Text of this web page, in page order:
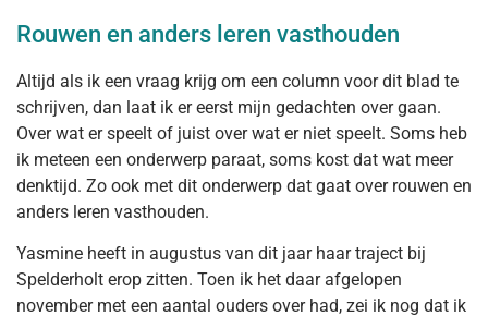
Rouwen en anders leren vasthouden
Altijd als ik een vraag krijg om een column voor dit blad te
schrijven, dan laat ik er eerst mijn gedachten over gaan.
Over wat er speelt of juist over wat er niet speelt. Soms heb
ik meteen een onderwerp paraat, soms kost dat wat meer
denktijd. Zo ook met dit onderwerp dat gaat over rouwen en
anders leren vasthouden.
Yasmine heeft in augustus van dit jaar haar traject bij
Spelderholt erop zitten. Toen ik het daar afgelopen
november met een aantal ouders over had, zei ik nog dat ik